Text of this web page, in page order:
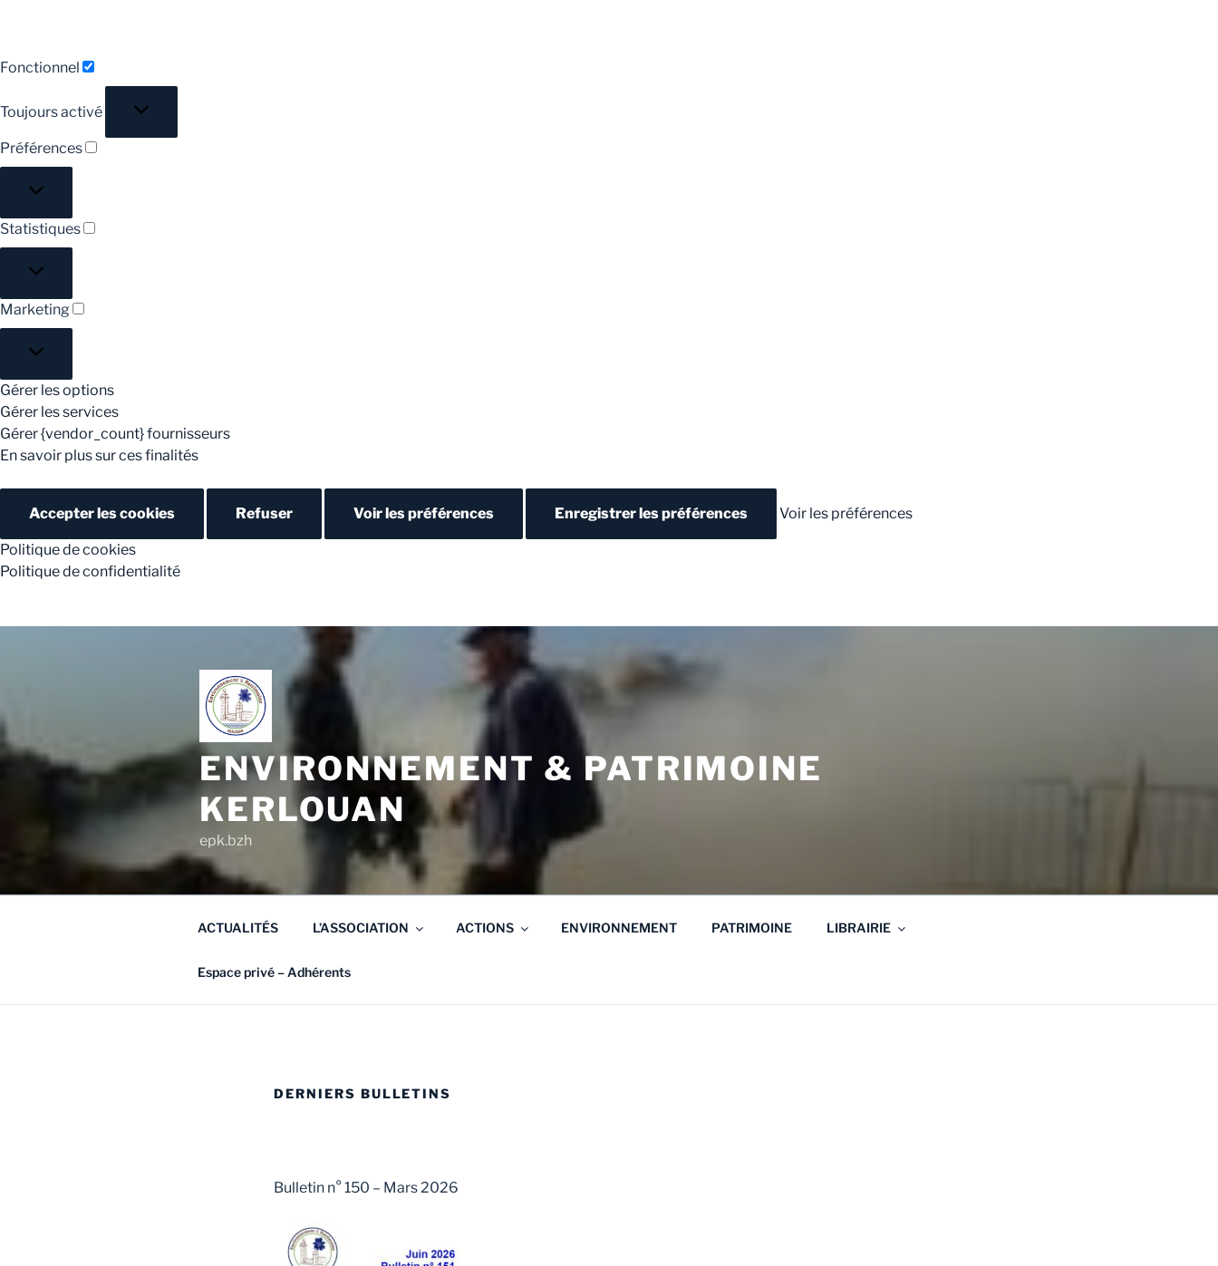
Fonctionnel
Toujours activé
Préférences
Statistiques
Marketing
Gérer les options
Gérer les services
Gérer {vendor_count} fournisseurs
En savoir plus sur ces finalités
Accepter les cookies Refuser Voir les préférences Enregistrer les préférences Voir les préférences
Politique de cookies
Politique de confidentialité
ENVIRONNEMENT & PATRIMOINE
KERLOUAN
epk.bzh
ACTUALITÉS L’ASSOCIATION ACTIONS ENVIRONNEMENT PATRIMOINE LIBRAIRIE
Espace privé – Adhérents
DERNIERS BULLETINS
Bulletin n° 150 – Mars 2026